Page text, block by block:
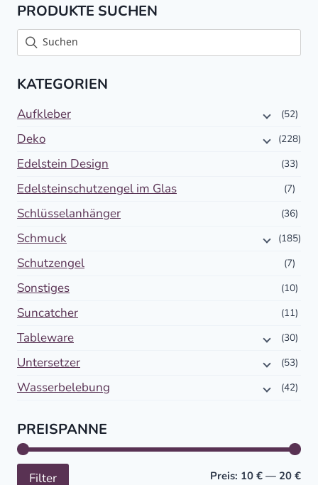
PRODUKTE SUCHEN
KATEGORIEN
Aufkleber (52)
Deko (228)
Edelstein Design (33)
Edelsteinschutzengel im Glas (7)
Schlüsselanhänger (36)
Schmuck (185)
Schutzengel (7)
Sonstiges (10)
Suncatcher (11)
Tableware (30)
Untersetzer (53)
Wasserbelebung (42)
PREISPANNE
Filter Preis: 10 € — 20 €